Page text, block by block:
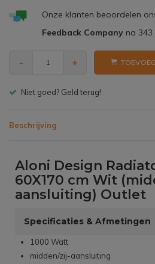
Onze klanten beoordelen
Feedback Companyna 343
- +
Gratis bezorgen v.a. € 150,- (NL)
Beschrijving
Aloni Design
60X170 cm Wit
aansluiting) Outlet
Specificaties & Afmetingen
1000 Watt
midden/zij-aansluiting